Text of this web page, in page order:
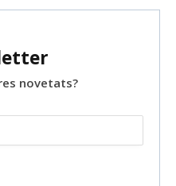
novetats?